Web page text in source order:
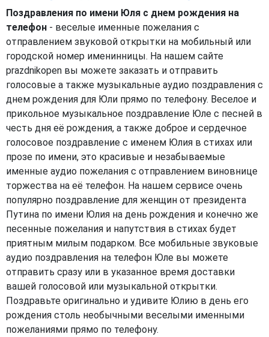
Поздравления по имени Юля с днем рождения на
телефон - веселые именные пожелания с
отправлением звуковой открытки на мобильный или
городской номер именинницы. На нашем сайте
prazdnikopen вы можете заказать и отправить
голосовые а также музыкальные аудио поздравления с
днем рождения для Юли прямо по телефону. Веселое и
прикольное музыкальное поздравление Юле с песней в
честь дня её рождения, а также доброе и сердечное
голосовое поздравление с именем Юлия в стихах или
прозе по имени, это красивые и незабываемые
именные аудио пожелания с отправлением виновнице
торжества на её телефон. На нашем сервисе очень
популярно поздравление для женщин от президента
Путина по имени Юлия на день рождения и конечно же
песенные пожелания и напутствия в стихах будет
приятным милым подарком. Все мобильные звуковые
аудио поздравления на телефон Юле вы можете
отправить сразу или в указанное время доставки
вашей голосовой или музыкальной открытки.
Поздравьте оригинально и удивите Юлию в день его
рождения столь необычными веселыми именными
пожеланиями прямо по телефону.